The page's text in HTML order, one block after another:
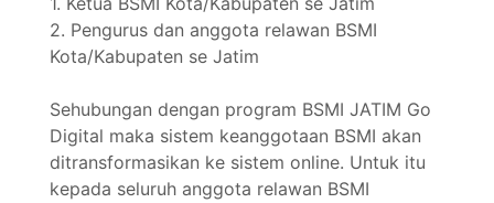
2. Pengurus dan anggota relawan BSMI
Kota/Kabupaten se Jatim
Sehubungan dengan program BSMI JATIM Go
Digital maka sistem keanggotaan BSMI akan
ditransformasikan ke sistem online. Untuk itu
kepada seluruh anggota relawan BSMI